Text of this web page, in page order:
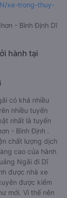
xe-trong-thuy-
- Bình Định Dĩ
hành tại
có khá nhiều
nhiều tuyến
nhất là tuyến
- Bình Định .
chất lượng dịch
cao của hành
Ngãi đi Dĩ
được nhà xe
được kiểm
mới. Vì thế nên